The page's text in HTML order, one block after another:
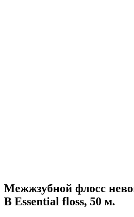
Межжзубной флосс
B Essential floss, 50 м.